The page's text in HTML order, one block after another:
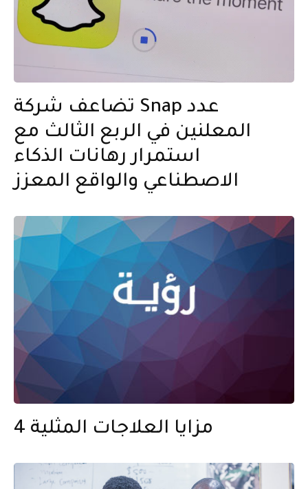
تضاعف شركة Snap عدد
المعلنين في الربع الثالث مع
استمرار رهانات الذكاء
الاصطناعي والواقع المعزز
4 مزايا العلاجات المثلية